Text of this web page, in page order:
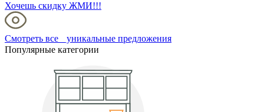
Хочешь скидку ЖМИ!!!
Смотреть все уникальные предложения
Популярные категории